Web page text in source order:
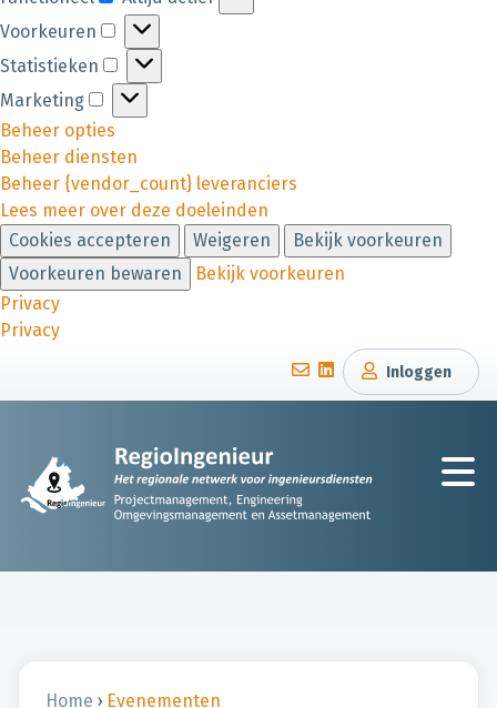
Voorkeuren
Statistieken
Marketing
Beheer opties
Beheer diensten
Beheer {vendor_count} leveranciers
Lees meer over deze doeleinden
Cookies accepteren
Weigeren
Bekijk voorkeuren
Voorkeuren bewaren
Bekijk voorkeuren
Privacy
Privacy
Inloggen
Home › Evenementen